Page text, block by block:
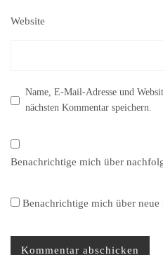
Website
Name, E-Mail-Adresse und
nächsten Kommentar speichern.
Benachrichtige mich über
Benachrichtige mich über